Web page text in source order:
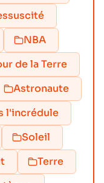
NBA
de la Terre
Astronaute
l'incrédule
Soleil
Terre